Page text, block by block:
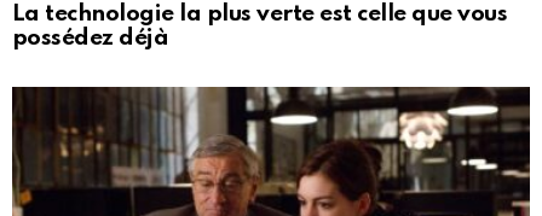
La technologie la plus verte est celle que vous
possédez déjà